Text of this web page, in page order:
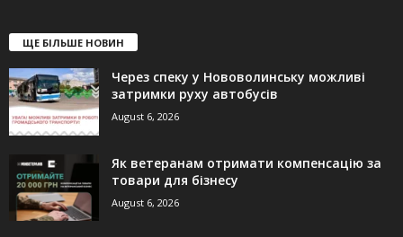
ЩЕ БІЛЬШЕ НОВИН
Через спеку у Нововолинську можливі
затримки руху автобусів
August 6, 2026
Як ветеранам отримати компенсацію за
товари для бізнесу
August 6, 2026